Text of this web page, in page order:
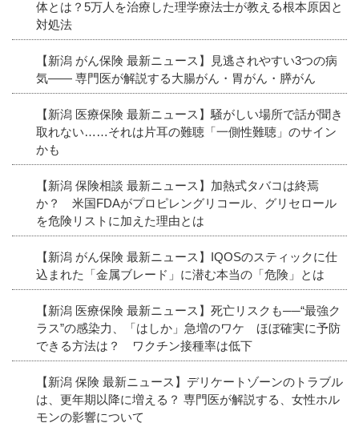
体とは？5万人を治療した理学療法士が教える根本原因と
対処法
【新潟 がん保険 最新ニュース】見逃されやすい3つの病
気―― 専門医が解説する大腸がん・胃がん・膵がん
【新潟 医療保険 最新ニュース】騒がしい場所で話が聞き
取れない……それは片耳の難聴「一側性難聴」のサイン
かも
【新潟 保険相談 最新ニュース】加熱式タバコは終焉
か？ 米国FDAがプロピレングリコール、グリセロール
を危険リストに加えた理由とは
【新潟 がん保険 最新ニュース】IQOSのスティックに仕
込まれた「金属ブレード」に潜む本当の「危険」とは
【新潟 医療保険 最新ニュース】死亡リスクも──“最強ク
ラス”の感染力、「はしか」急増のワケ ほぼ確実に予防
できる方法は？ ワクチン接種率は低下
【新潟 保険 最新ニュース】デリケートゾーンのトラブル
は、更年期以降に増える？ 専門医が解説する、女性ホル
モンの影響について